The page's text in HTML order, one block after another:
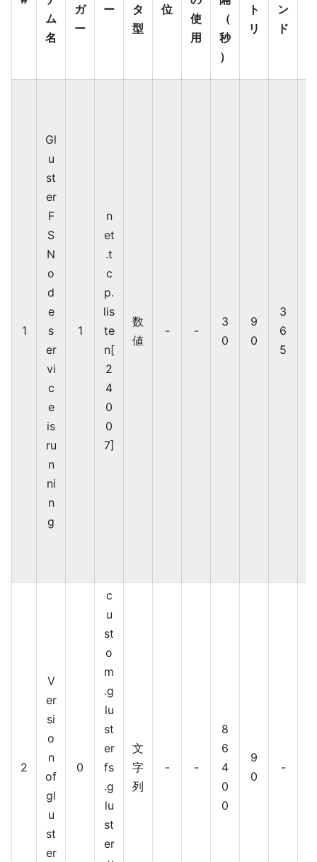
ム
名
ガ
ー
ー
タ
型
位
使
用
（
秒
）
ト
リ
ン
ド
1
Gl
u
st
er
F
S
N
o
d
e
s
er
vi
c
e
is
ru
n
ni
n
g
1
n
et
.t
c
p.
lis
te
n[
2
4
0
0
7]
数
値
- -
3
0
9
0
3
6
5
2
V
er
si
o
n
of
gl
u
st
er
0
c
u
st
o
m
.g
lu
st
er
fs
.g
lu
st
er
文
字
列
- -
8
6
4
0
0
9
0
-